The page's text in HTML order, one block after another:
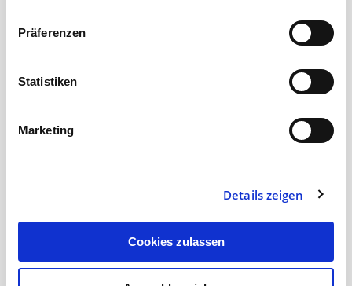
Präferenzen
Statistiken
Marketing
Details zeigen
Cookies zulassen
< 1 min